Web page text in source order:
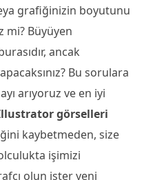
grafiğinizin boyutunu
mi? Büyüyen
ancak
Bu sorulara
arıyoruz ve en iyi
görselleri
kaybetmeden, size
işimizi
olun ister yeni